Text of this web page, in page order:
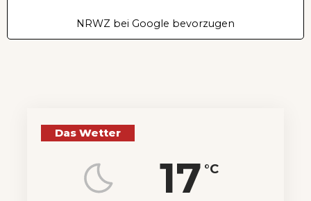
NRWZ bei Google bevorzugen
Das Wetter
17 °C